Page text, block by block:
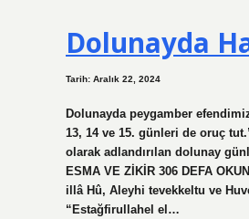
Dolunayda
Tarih: Aralık 22, 2024
Dolunayda peygamber
13, 14 ve 15. günleri de oruç
olarak adlandırılan dolunay
ESMA VE ZİKİR 306 DEFA
illâ Hû, Aleyhi tevekkeltu ve
“Estağfirullahel el…